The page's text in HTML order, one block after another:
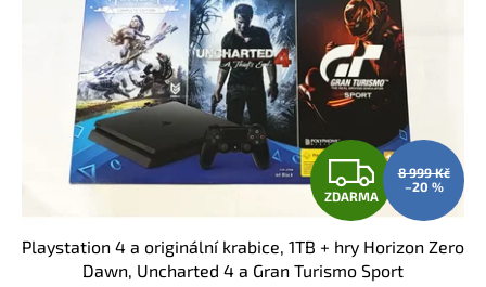
Z
D
A
ZDARMA
8 999 Kč
–20 %
Playstation 4 a originální krabice, 1TB + hry Horizon Zero
Dawn, Uncharted 4 a Gran Turismo Sport